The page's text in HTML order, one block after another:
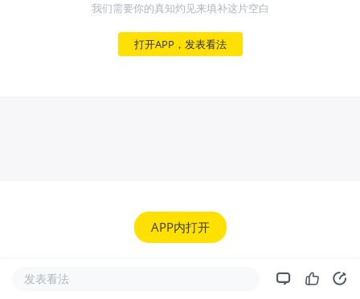
我们需要你的真知灼见来填补这片空白
打开APP，发表看法
APP内打开
发表看法